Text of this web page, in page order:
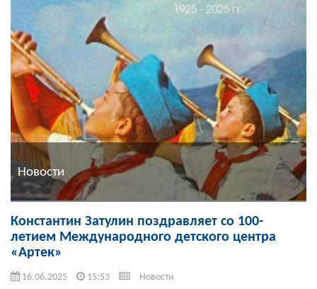
Новости
Константин Затулин поздравляет со 100-
летием Международного детского центра
«Артек»
16.06.2025 15:53 Новости